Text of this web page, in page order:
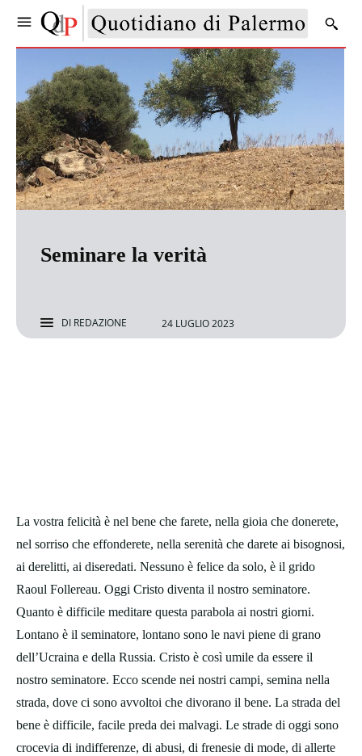
Seminare la verità
DI REDAZIONE 24 LUGLIO 2023
La vostra felicità è nel bene che farete, nella gioia che donerete,
nel sorriso che effonderete, nella serenità che darete ai bisognosi,
ai derelitti, ai diseredati. Nessuno è felice da solo, è il grido
Raoul Follereau. Oggi Cristo diventa il nostro seminatore.
Quanto è difficile meditare questa parabola ai nostri giorni.
Lontano è il seminatore, lontano sono le navi piene di grano
dell’Ucraina e della Russia. Cristo è così umile da essere il
nostro seminatore. Ecco scende nei nostri campi, semina nella
strada, dove ci sono avvoltoi che divorano il bene. La strada del
bene è difficile, facile preda dei malvagi. Le strade di oggi sono
crocevia di indifferenze, di abusi, di frenesie di mode, di allerte